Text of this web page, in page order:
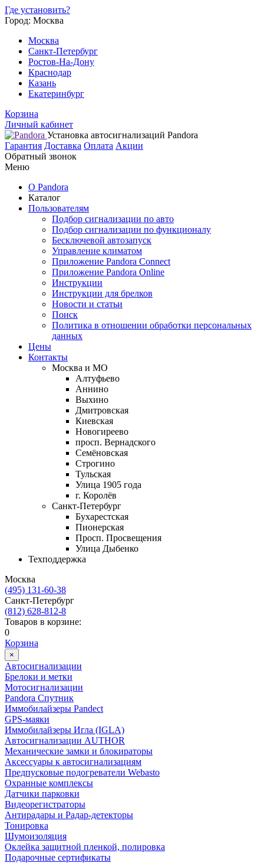
Где установить?
Город: Москва
Москва
Санкт-Петербург
Ростов-На-Дону
Краснодар
Казань
Екатеринбург
Корзина
Личный кабинет
Установка автосигнализаций Pandora
Гарантия Доставка Оплата Акции
Обратный звонок
Меню
О Pandora
Каталог
Пользователям
Подбор сигнализации по авто
Подбор сигнализации по функционалу
Бесключевой автозапуск
Управление климатом
Приложение Pandora Connect
Приложение Pandora Online
Инструкции
Инструкции для брелков
Новости и статьи
Поиск
Политика в отношении обработки персональных
данных
Цены
Контакты
Москва и МО
Алтуфьево
Аннино
Выхино
Дмитровская
Киевская
Новогиреево
просп. Вернадского
Семёновская
Строгино
Тульская
Улица 1905 года
г. Королёв
Санкт-Петербург
Бухарестская
Пионерская
Просп. Просвещения
Улица Дыбенко
Техподдержка
Москва
(495) 131-60-38
Cанкт-Петербург
(812) 628-812-8
Товаров в корзине:
0
Корзина
×
Автосигнализации
Брелоки и метки
Мотосигнализации
Pandora Спутник
Иммобилайзеры Pandect
GPS-маяки
Иммобилайзеры Игла (IGLA)
Автосигнализации AUTHOR
Механические замки и блокираторы
Аксессуары к автосигнализациям
Предпусковые подогреватели Webasto
Охранные комплексы
Датчики парковки
Видеорегистраторы
Антирадары и Радар-детекторы
Тонировка
Шумоизоляция
Оклейка защитной пленкой, полировка
Подарочные сертификаты